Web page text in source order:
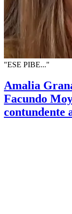
"ESE PIBE..."
Amalia
Facundo
contundente